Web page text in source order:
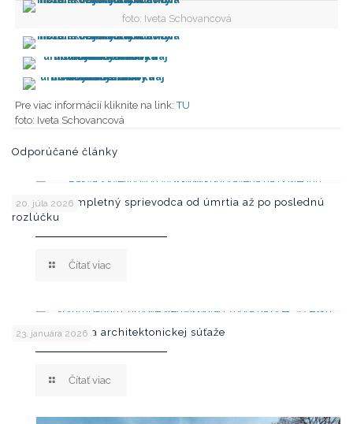
foto: Iveta Schovancová
Pre viac informácií kliknite na link:TU
foto: Iveta Schovancová
Odporúčané články
20. júla 2026
Pohreb – kompletný sprievodca od úmrtia až po poslednú
rozlúčku
Čítať viac
23. januára 2026
Poznáme víťaza architektonickej súťaže
Čítať viac